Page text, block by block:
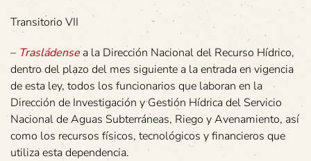
Transitorio VII
– Trasládense a la Dirección Nacional del Recurso Hídrico,
dentro del plazo del mes siguiente a la entrada en vigencia
de esta ley, todos los funcionarios que laboran en la
Dirección de Investigación y Gestión Hídrica del Servicio
Nacional de Aguas Subterráneas, Riego y Avenamiento, así
como los recursos físicos, tecnológicos y financieros que
utiliza esta dependencia.